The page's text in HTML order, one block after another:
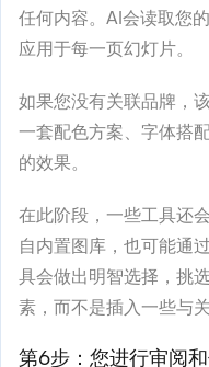
任何内容。AI会读取您
应用于每一页幻灯片。
如果您没有关联品牌，
一套配色方案、字体搭
的效果。
在此阶段，一些工具还
自内置图库，也可能通
具会做出明智选择，挑
素，而不是插入一些与
第6步：您进行审阅